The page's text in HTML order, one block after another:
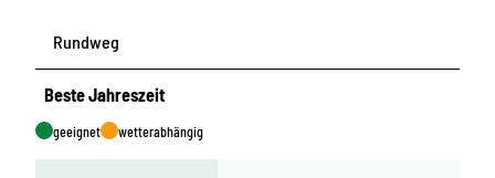
Rundweg
Beste Jahreszeit
geeignet wetterabhängig